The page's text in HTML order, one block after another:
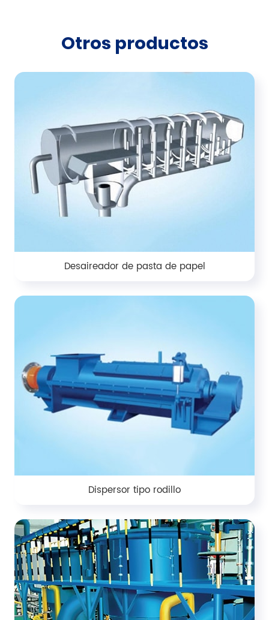
Otros productos
Desaireador de pasta de papel
Dispersor tipo rodillo